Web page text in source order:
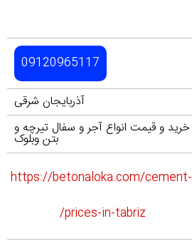
09120965117
آذربایجان شرقی
خرید و قیمت انواع آجر و سفال تیرچه و
بتن وبلوک
https://betonaloka.com/cement-
prices-in-tabriz/